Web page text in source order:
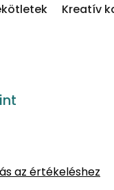
Kreatív
az értékeléshez